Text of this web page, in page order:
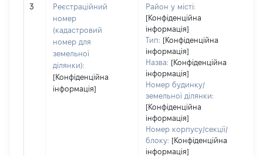
3
Реєстраційний
номер
(кадастровий
номер для
земельної
ділянки):
[Конфіденційна
інформація]
Район у місті:
[Конфіденційна
інформація]
Тип: [Конфіденційна
інформація]
Назва: [Конфіденційна
інформація]
Номер будинку/
земельної ділянки:
[Конфіденційна
інформація]
Номер корпусу/секції/
блоку: [Конфіденційна
інформація]